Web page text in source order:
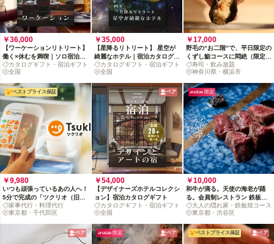
￥36,000
【ワーケーションリトリート】
働く×休むを満喫｜ソロ宿泊カ
タログギフト
カタログギフト・宿泊ギフト
全国
￥35,000
【星降るリトリート】 星空が
綺麗なホテル｜宿泊カタログギ
フトカタログギフト・宿泊ギフト
全国
￥17,000
野毛の“お二階”で、平日限定の
くずし鮨コースに悶絶（限定酒
飲み放題付き）
寿司・飲み放題
神奈川県・横浜市
ベストプライス保証
￥9,980
いつも頑張っているあの人へ！
5分で完成の「ツクリオ（旧：
つくりおき.jp）」料理おやす
み体験
家事代行・料理代行
東京都・千代田区
ペア
￥54,000
【デザイナーズホテルコレクシ
ョン】宿泊カタログギフト
カタログギフト・宿泊ギフト
全国
anatae 限定
￥10,000
和牛が滴る。天使の海老が踊
る。会員制レストラン 鉄板焼
shizukuのショートコース
大人の隠れ家・鉄板焼コース
東京都・渋谷区
ペア anatae 限定 ペア ベストプライス保証 ペア